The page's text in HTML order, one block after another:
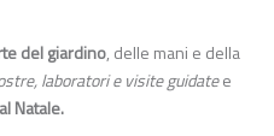
del giardino, delle mani e della
laboratori e visite guidatee
Natale.